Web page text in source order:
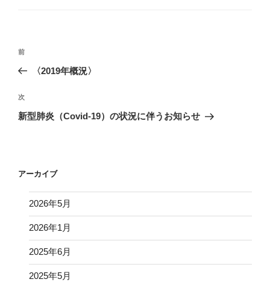
投
ビ
ゲ
ン
前
の
稿
前
〈2019年概況〉
次
の
次
新型肺炎（Covid-19）の状況に伴うお知らせ
アーカイブ
2026年5月
2026年1月
2025年6月
2025年5月